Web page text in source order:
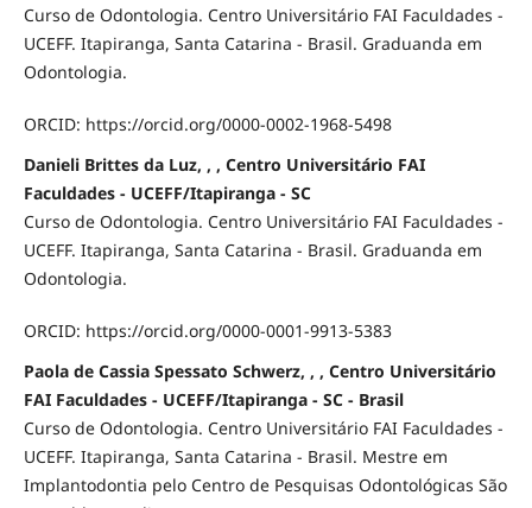
Curso de Odontologia. Centro Universitário FAI Faculdades -
UCEFF. Itapiranga, Santa Catarina - Brasil. Graduanda em
Odontologia.
ORCID: https://orcid.org/0000-0002-1968-5498
Danieli Brittes da Luz, , , Centro Universitário FAI
Faculdades - UCEFF/Itapiranga - SC
Curso de Odontologia. Centro Universitário FAI Faculdades -
UCEFF. Itapiranga, Santa Catarina - Brasil. Graduanda em
Odontologia.
ORCID: https://orcid.org/0000-0001-9913-5383
Paola de Cassia Spessato Schwerz, , , Centro Universitário
FAI Faculdades - UCEFF/Itapiranga - SC - Brasil
Curso de Odontologia. Centro Universitário FAI Faculdades -
UCEFF. Itapiranga, Santa Catarina - Brasil. Mestre em
Implantodontia pelo Centro de Pesquisas Odontológicas São